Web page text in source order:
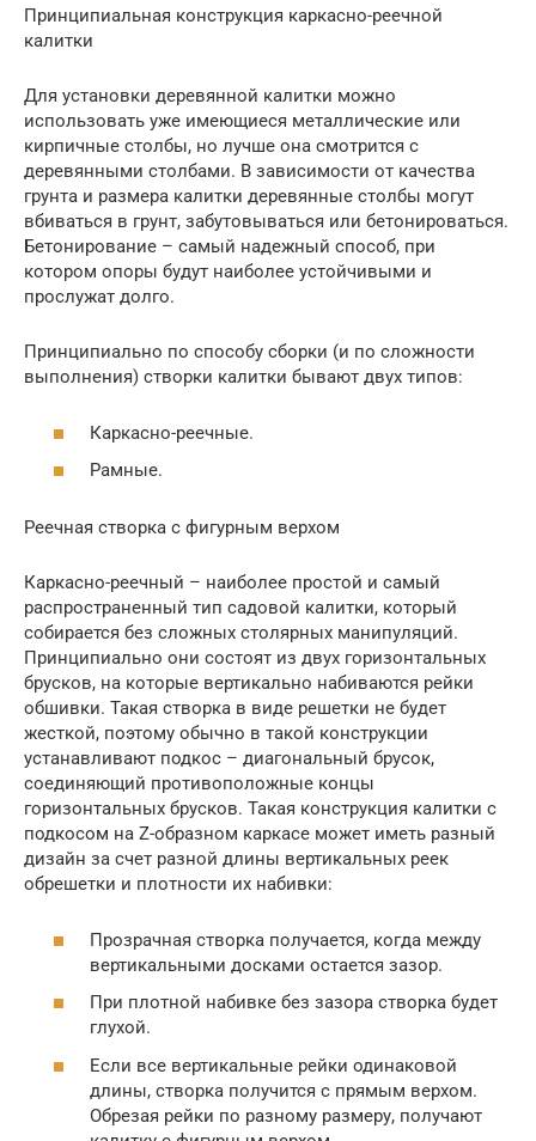
Принципиальная конструкция каркасно-реечной
калитки
Для установки деревянной калитки можно
использовать уже имеющиеся металлические или
кирпичные столбы, но лучше она смотрится с
деревянными столбами. В зависимости от качества
грунта и размера калитки деревянные столбы могут
вбиваться в грунт, забутовываться или бетонироваться.
Бетонирование – самый надежный способ, при
котором опоры будут наиболее устойчивыми и
прослужат долго.
Принципиально по способу сборки (и по сложности
выполнения) створки калитки бывают двух типов:
Каркасно-реечные.
Рамные.
Реечная створка с фигурным верхом
Каркасно-реечный – наиболее простой и самый
распространенный тип садовой калитки, который
собирается без сложных столярных манипуляций.
Принципиально они состоят из двух горизонтальных
брусков, на которые вертикально набиваются рейки
обшивки. Такая створка в виде решетки не будет
жесткой, поэтому обычно в такой конструкции
устанавливают подкос – диагональный брусок,
соединяющий противоположные концы
горизонтальных брусков. Такая конструкция калитки с
подкосом на Z-образном каркасе может иметь разный
дизайн за счет разной длины вертикальных реек
обрешетки и плотности их набивки:
Прозрачная створка получается, когда между
вертикальными досками остается зазор.
При плотной набивке без зазора створка будет
глухой.
Если все вертикальные рейки одинаковой
длины, створка получится с прямым верхом.
Обрезая рейки по разному размеру, получают